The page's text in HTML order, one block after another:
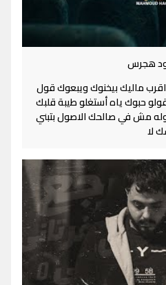
هجرس
ماليك بيخنوك ويبعوك قول
حبوك ياه أستغلو طيبة قلبك
مش في صالحك الاصول بتبني
لا